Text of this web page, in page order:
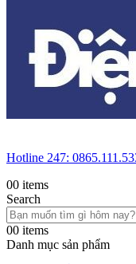
Hotline 247:
00 items
Search
00 items
Danh mục sản phẩm